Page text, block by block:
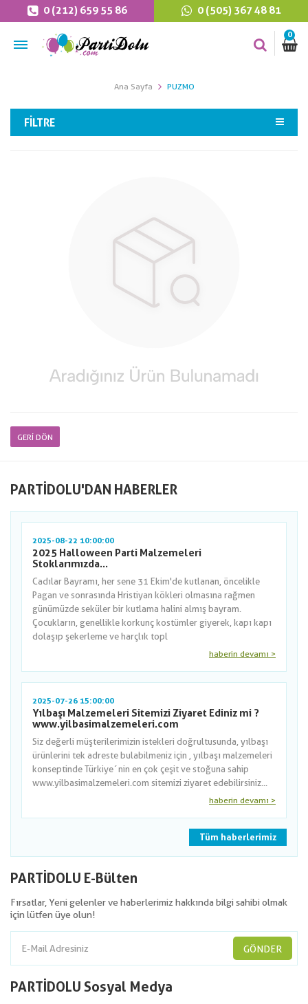
0 (212) 659 55 86 0 (505) 367 48 81
0
Ana Sayfa PUZMO
FILTRE
GERI DÖN
PARTIDOLU'DAN HABERLER
2025-08-22 10:00:00
2025 Halloween Parti Malzemeleri
Stoklarımızda...
Cadılar Bayramı, her sene 31 Ekim'de kutlanan, öncelikle
Pagan ve sonrasında Hristiyan kökleri olmasına rağmen
günümüzde seküler bir kutlama halini almış bayram.
Çocukların, genellikle korkunç kostümler giyerek, kapı kapı
dolaşıp şekerleme ve harçlık topl
haberin devamı >
2025-07-26 15:00:00
Yılbaşı Malzemeleri Sitemizi Ziyaret Ediniz mi ?
www.yilbasimalzemeleri.com
Siz değerli müşterilerimizin istekleri doğrultusunda, yılbaşı
ürünlerini tek adreste bulabilmeniz için , yılbaşı malzemeleri
konseptinde Türkiye´nin en çok çeşit ve stoğuna sahip
www.yilbasimalzemeleri.com sitemizi ziyaret edebilirsiniz...
haberin devamı >
Tüm haberlerimiz
PARTİDOLU E-Bülten
Fırsatlar, Yeni gelenler ve haberlerimiz hakkında bilgi sahibi olmak
için lütfen üye olun!
GÖNDER
PARTİDOLU Sosyal Medya